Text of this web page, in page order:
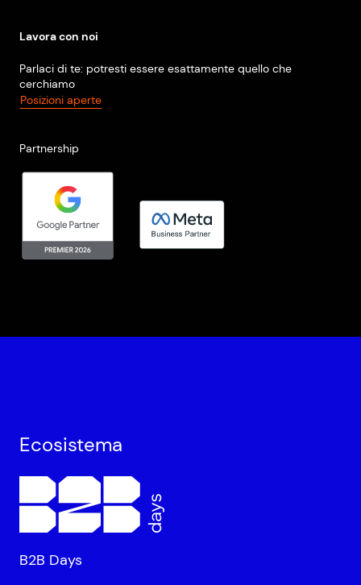
Lavora con noi
Parlaci di te: potresti essere esattamente quello che
cerchiamo
Posizioni aperte
Partnership
Ecosistema
B2B Days